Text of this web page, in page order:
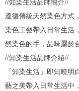
遵循傳統天然染色方式
染色工藝帶入日常生活
然染色的手，品味屬於
//知染生活品牌介紹//
「知染生活」即知曉
藝之美帶入日常生活中